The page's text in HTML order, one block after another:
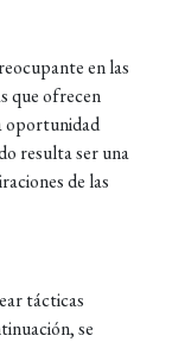
en las
que ofrecen
oportunidad
resulta ser una
de las
tácticas
se